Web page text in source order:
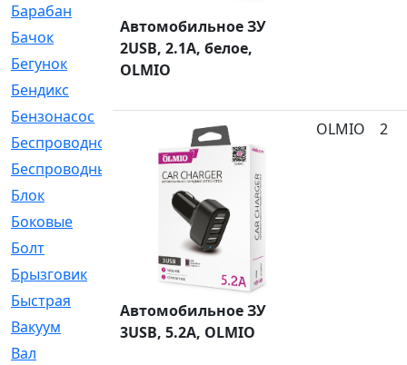
Барабан
Бачок
[40]
Бегунок
[21]
Бендикс
Бензонасос
[17]
Беспроводное
Беспроводные
[1]
Блок
[81]
Боковые
[4]
Болт
[247]
Брызговик
[77]
Быстрая
[2]
Вакуум
[23]
Вал
Автомобильное ЗУ
2USB, 2.1A, белое,
OLMIO
Автомобильное ЗУ
3USB, 5.2A, OLMIO
OLMIO 2